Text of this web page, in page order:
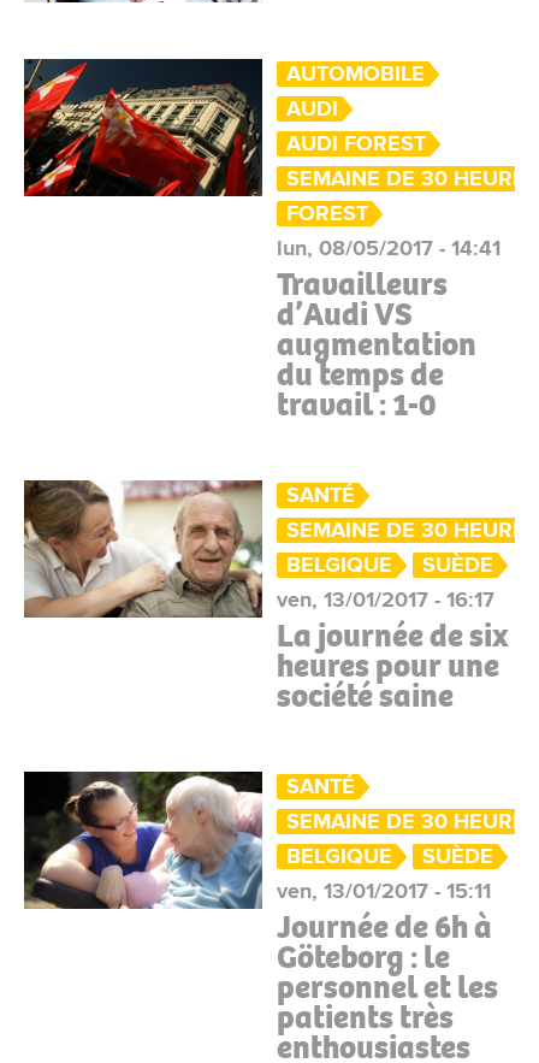
AUTOMOBILE
AUDI
AUDI FOREST
SEMAINE DE 30 HEURES
FOREST
lun, 08/05/2017 - 14:41
Travailleurs
d’Audi VS
augmentation
du temps de
travail : 1-0
SANTÉ
SEMAINE DE 30 HEURES
BELGIQUE
SUÈDE
ven, 13/01/2017 - 16:17
La journée de six
heures pour une
société saine
SANTÉ
SEMAINE DE 30 HEURES
BELGIQUE
SUÈDE
ven, 13/01/2017 - 15:11
Journée de 6h à
Göteborg : le
personnel et les
patients très
enthousiastes